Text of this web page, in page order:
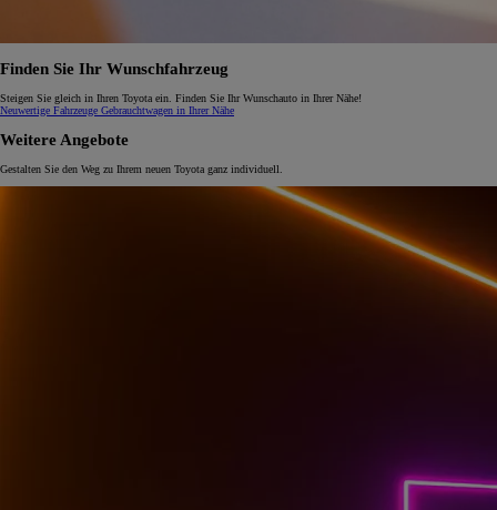
Finden Sie Ihr Wunschfahrzeug
Steigen Sie gleich in Ihren Toyota ein. Finden Sie Ihr Wunschauto in Ihrer Nähe!
Neuwertige Fahrzeuge Gebrauchtwagen in Ihrer Nähe
Weitere Angebote
Gestalten Sie den Weg zu Ihrem neuen Toyota ganz individuell.